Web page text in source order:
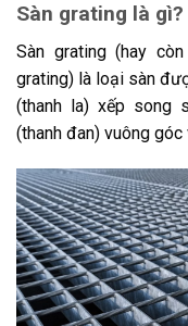
Sàn grating là gì?
Sàn grating (hay
grating) là loại sàn
(thanh la) xếp song
(thanh đan) vuông